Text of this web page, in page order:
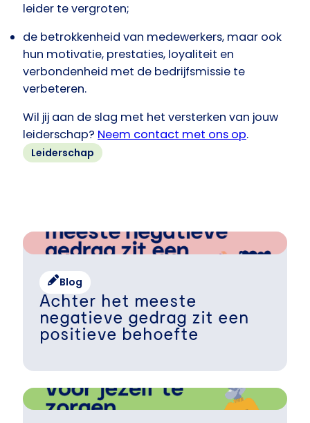
leider te vergroten;
de betrokkenheid van medewerkers, maar ook
hun motivatie, prestaties, loyaliteit en
verbondenheid met de bedrijfsmissie te
verbeteren.
Wil jij aan de slag met het versterken van jouw
leiderschap? Neem contact met ons op.
Leiderschap
Blog
Achter het meeste
negatieve gedrag zit een
positieve behoefte